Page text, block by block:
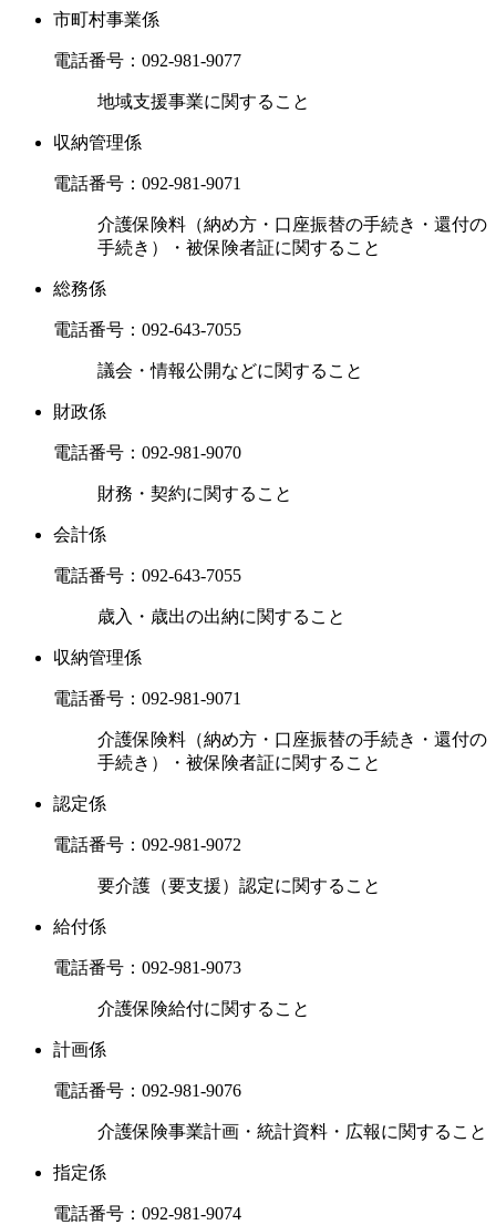
市町村事業係
電話番号： 092-981-9077
地域支援事業に関すること
収納管理係
電話番号： 092-981-9071
介護保険料（納め方・口座振替の手続き・還付の
手続き）・被保険者証に関すること
総務係
電話番号： 092-643-7055
議会・情報公開などに関すること
財政係
電話番号： 092-981-9070
財務・契約に関すること
会計係
電話番号： 092-643-7055
歳入・歳出の出納に関すること
収納管理係
電話番号： 092-981-9071
介護保険料（納め方・口座振替の手続き・還付の
手続き）・被保険者証に関すること
認定係
電話番号： 092-981-9072
要介護（要支援）認定に関すること
給付係
電話番号： 092-981-9073
介護保険給付に関すること
計画係
電話番号： 092-981-9076
介護保険事業計画・統計資料・広報に関すること
指定係
電話番号： 092-981-9074